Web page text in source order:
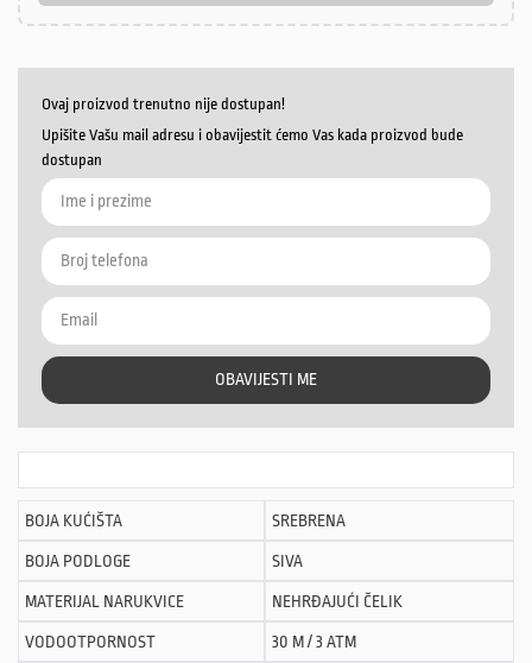
Ovaj proizvod trenutno nije dostupan!
Upišite Vašu mail adresu i obavijestit ćemo Vas kada proizvod bude
dostupan
OBAVIJESTI ME
BOJA KUĆIŠTA SREBRENA
BOJA PODLOGE SIVA
MATERIJAL NARUKVICE NEHRĐAJUĆI ČELIK
VODOOTPORNOST 30 M / 3 ATM